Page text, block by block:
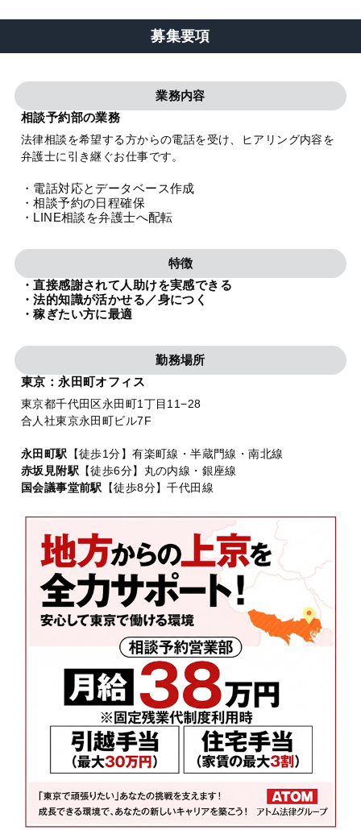
募集要項
業務内容
相談予約部の業務
法律相談を希望する方からの電話を受け、ヒアリング内容を
弁護士に引き継ぐお仕事です。
・電話対応とデータベース作成
・相談予約の日程確保
・LINE相談を弁護士へ配転
特徴
・直接感謝されて人助けを実感できる
・法的知識が活かせる／身につく
・稼ぎたい方に最適
勤務場所
東京：永田町オフィス
東京都千代田区永田町1丁目11−28
合人社東京永田町ビル7F
永田町駅 【徒歩1分】有楽町線・半蔵門線・南北線
赤坂見附駅 【徒歩6分】丸の内線・銀座線
国会議事堂前駅
【徒歩8分】千代田線
特設サイト
相談先情報サイト
プライバシーポリシー 利用規約 内部通報
TikTok受賞